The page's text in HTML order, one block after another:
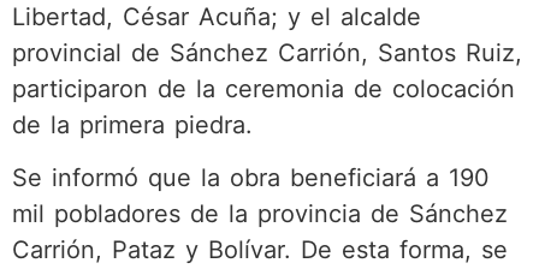
Libertad, César Acuña; y el alcalde
provincial de Sánchez Carrión, Santos Ruiz,
participaron de la ceremonia de colocación
de la primera piedra.
Se informó que la obra beneficiará a 190
mil pobladores de la provincia de Sánchez
Carrión, Pataz y Bolívar. De esta forma, se